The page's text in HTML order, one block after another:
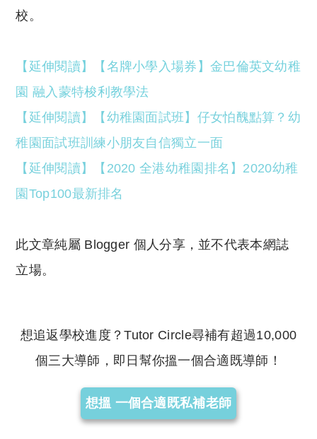
校。
【延伸閱讀】【名牌小學入場券】金巴倫英文幼稚
園 融入蒙特梭利教學法
【延伸閱讀】【幼稚園面試班】仔女怕醜點算？幼
稚園面試班訓練小朋友自信獨立一面
【延伸閱讀】【2020 全港幼稚園排名】2020幼稚
園Top100最新排名
此文章純屬 Blogger 個人分享，並不代表本網誌
立場。
想追返學校進度？Tutor Circle尋補有超過10,000
個三大導師，即日幫你搵一個合適既導師！
想搵 一個合適既私補老師